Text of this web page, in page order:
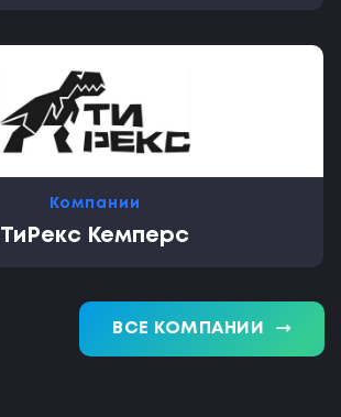
Компании
ТиРекс Кемперс
ВСЕ КОМПАНИИ trending_flat